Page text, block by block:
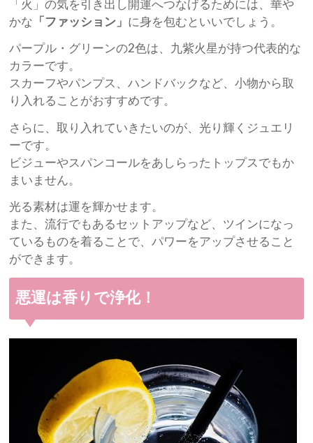
「火」の気を引き出し開運へつなげるためには、華や
かな 「ファッション」 に身を包むといいでしょう。
パープル・グリーンの2色は、九紫火星が持つ代表的な
カラーです。
スカーフやパンプス、ハンドバックなど、小物から取
り入れることがおすすめです。
さらに、取り入れていきたいのが、光り輝くジュエリ
ーです。
ビジューやスパンコールをあしらったトップスでもか
まいません。
光る素材は運を輝かせます。
また、流行でもあるセットアップなど、ツインになっ
ているものを着ることで、パワーをアップさせること
ができます。
悪運は香りで浄化！